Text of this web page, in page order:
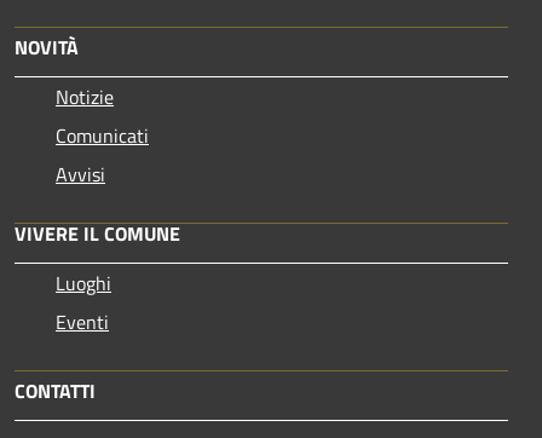
NOVITÀ
Notizie
Comunicati
Avvisi
VIVERE IL COMUNE
Luoghi
Eventi
CONTATTI